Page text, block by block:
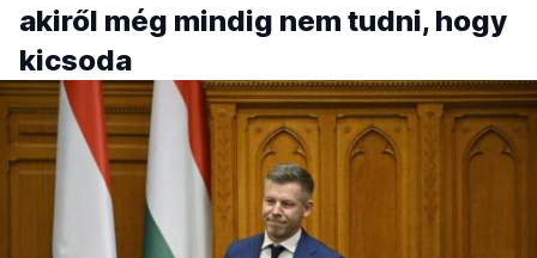
akiről még mindig nem tudni, hogy
kicsoda